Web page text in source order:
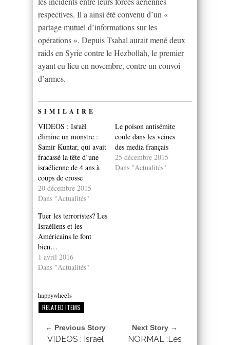
respectives. Il a ainsi été convenu d’un «
partage mutuel d’informations sur les
opérations ». Depuis Tsahal aurait mené deux
raids en Syrie contre le Hezbollah, le premier
ayant eu lieu en novembre, contre un convoi
d’armes.
SIMILAIRE
VIDEOS : Israël
élimine un monstre :
Samir Kuntar, qui avait
fracassé la tête d’une
israélienne de 4 ans à
coups de crosse
20 décembre 2015
Dans "Actualités"
Le poison antisémite
coule dans les veines
des media français
25 décembre 2015
Dans "Actualités"
Tuer les terroristes? Les
Israéliens et les
Américains le font
bien…
1 avril 2016
Dans "Actualités"
happywheels
RELATED ITEMS
← Previous Story
VIDEOS : Israël
Next Story →
NORMAL :Les